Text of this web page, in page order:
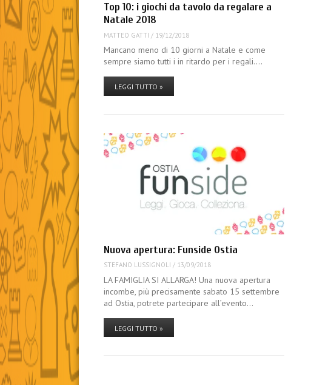
Top 10: i giochi da tavolo da regalare a
Natale 2018
MATTEO GATTI / 19/12/2018
Mancano meno di 10 giorni a Natale e come
sempre siamo tutti i in ritardo per i regali.…
LEGGI TUTTO »
Nuova apertura: Funside Ostia
STEFANO LUSSIGNOLI / 13/09/2018
LA FAMIGLIA SI ALLARGA! Una nuova apertura
incombe, più precisamente sabato 15 settembre
ad Ostia, potrete partecipare all’evento…
LEGGI TUTTO »